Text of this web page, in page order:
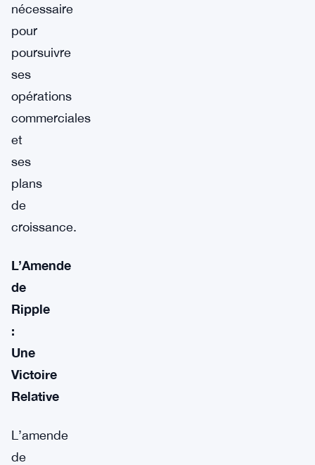
nécessaire
pour
poursuivre
ses
opérations
commerciales
et
ses
plans
de
croissance.
L’Amende
de
Ripple
:
Une
Victoire
Relative
L’amende
de